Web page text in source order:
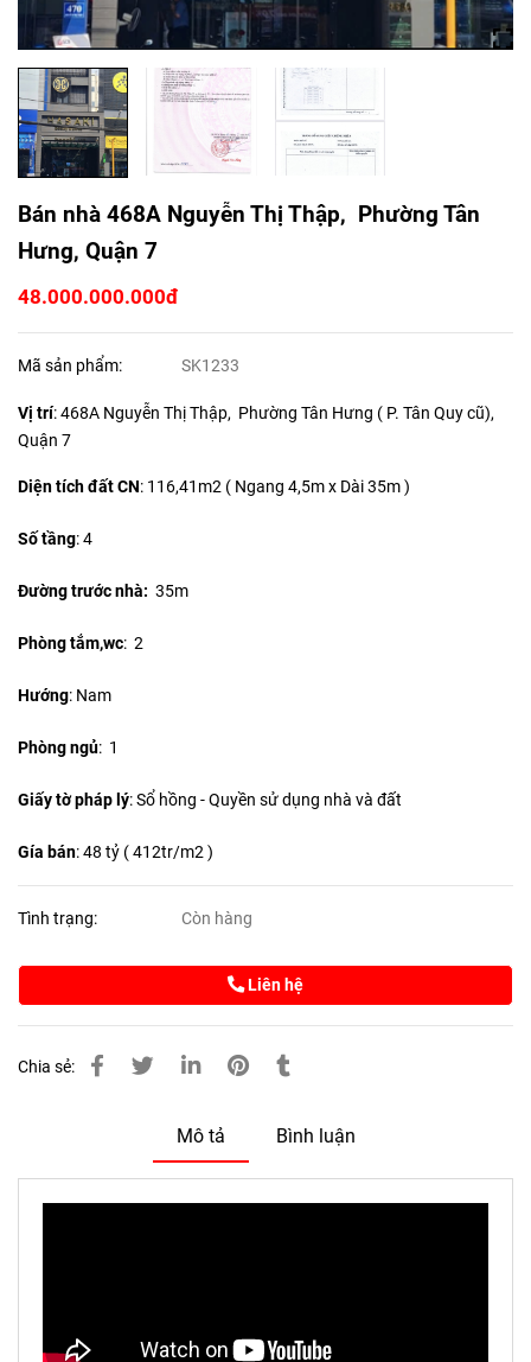
Bán nhà 468A Nguyễn Thị Thập, Phường Tân
Hưng, Quận 7
48.000.000.000đ
Mã sản phẩm: SK1233
Vị trí: 468A Nguyễn Thị Thập, Phường Tân Hưng ( P. Tân Quy cũ),
Quận 7
Diện tích đất CN: 116,41m2 ( Ngang 4,5m x Dài 35m )
Số tầng: 4
Đường trước nhà: 35m
Phòng tắm,wc: 2
Hướng: Nam
Phòng ngủ: 1
Giấy tờ pháp lý: Sổ hồng - Quyền sử dụng nhà và đất
Gía bán: 48 tỷ ( 412tr/m2 )
Tình trạng: Còn hàng
Liên hệ
Chia sẻ:
Mô tả Bình luận